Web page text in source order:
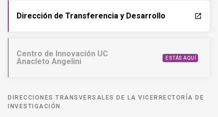
Dirección de Transferencia y Desarrollo launch
Centro de Innovación UC
Anacleto Angelini
ESTÁS AQUÍ
DIRECCIONES TRANSVERSALES DE LA VICERRECTORÍA DE
INVESTIGACIÓN